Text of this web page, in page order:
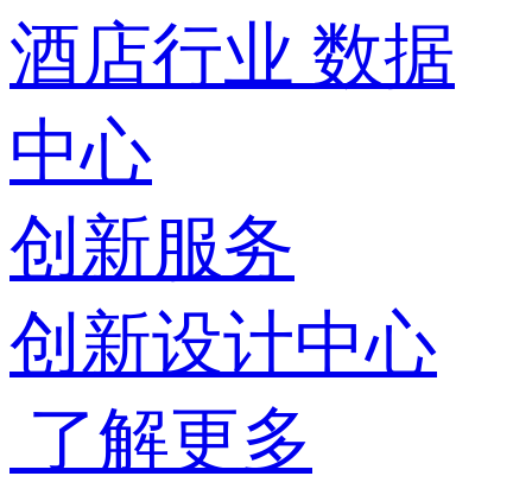
酒店行业 数据
中心
创新服务
创新设计中心
了解更多